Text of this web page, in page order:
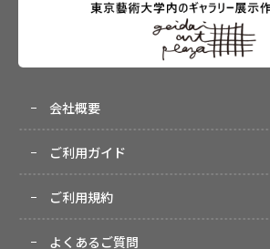
会社概要
ご利用ガイド
ご利用規約
よくあるご質問